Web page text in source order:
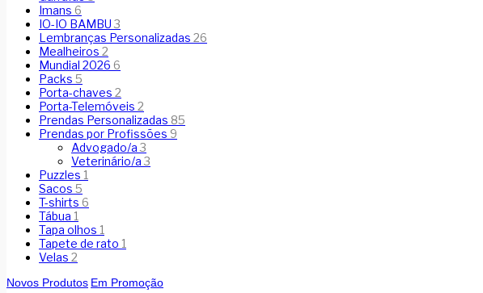
Imans 6
IO-IO BAMBU3
Lembranças Personalizadas 26
Mealheiros 2
Mundial 2026 6
Packs 5
Porta-chaves 2
Porta-Telemóveis 2
Prendas Personalizadas 85
Prendas por Profissões 9
Advogado/a3
Veterinário/a3
Puzzles 1
Sacos 5
T-shirts 6
Tábua 1
Tapa olhos 1
Tapete de rato 1
Velas 2
Novos Produtos Em Promoção